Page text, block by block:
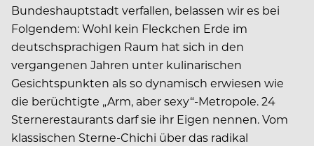
Bundeshauptstadt verfallen, belassen wir es bei
Folgendem: Wohl kein Fleckchen Erde im
deutschsprachigen Raum hat sich in den
vergangenen Jahren unter kulinarischen
Gesichtspunkten als so dynamisch erwiesen wie
die berüchtigte „Arm, aber sexy“-Metropole. 24
Sternerestaurants darf sie ihr Eigen nennen. Vom
klassischen Sterne-Chichi über das radikal